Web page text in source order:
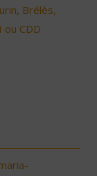
Brélès,
ou CDD